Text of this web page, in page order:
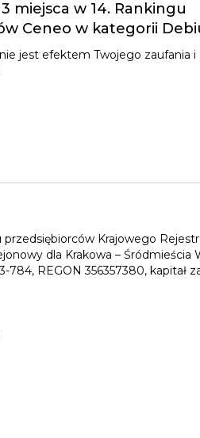
miejsca w 14. Rankingu
Ceneo w kategorii
jest efektem Twojego zaufania i
przedsiębiorców Krajowego
dla Krakowa – Śródmieścia
REGON 356357380, kapitał